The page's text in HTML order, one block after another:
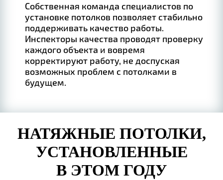
Собственная команда специалистов по
установке потолков позволяет стабильно
поддерживать качество работы.
Инспекторы качества проводят проверку
каждого объекта и вовремя
корректируют работу, не доспуская
возможных проблем с потолками в
будущем.
НАТЯЖНЫЕ ПОТОЛКИ,
УСТАНОВЛЕННЫЕ
В ЭТОМ ГОДУ